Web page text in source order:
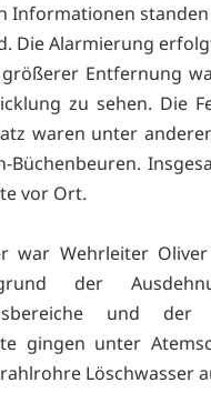
Informationen
Die Alarmierung
Entfernung
zu sehen. Die
waren unter
Büchenbeuren.
vor Ort.
war Wehrleiter
der
und der
gingen unter
Löschwasser